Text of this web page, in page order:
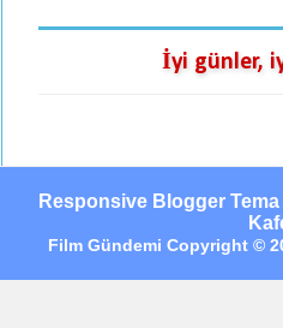
İyi günler,
Responsive Blogger
Film Gündemi Copyright ©